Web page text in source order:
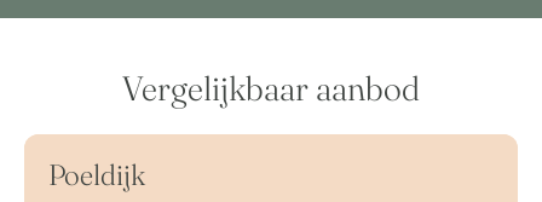
Vergelijkbaar aanbod
Beschikbaar
Poeldijk